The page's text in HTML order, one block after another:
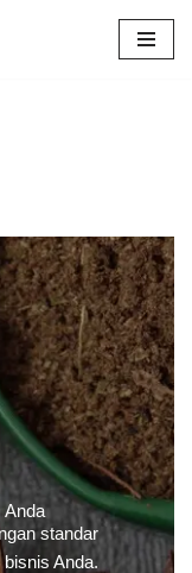
Anda
standar
Anda.